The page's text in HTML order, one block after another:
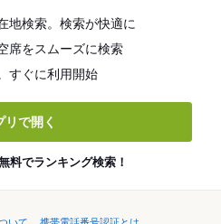
地検索。検索が快適に
席をスムーズに検索
すぐに利用開始
リで開く
料でランキング検索！